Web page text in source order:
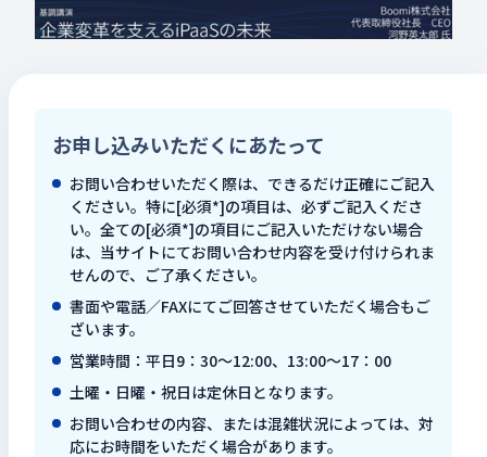
お申し込みいただくにあたって
お問い合わせいただく際は、できるだけ正確にご記入
ください。特に[必須*]の項目は、必ずご記入くださ
い。全ての[必須*]の項目にご記入いただけない場合
は、当サイトにてお問い合わせ内容を受け付けられま
せんので、ご了承ください。
書面や電話／FAXにてご回答させていただく場合もご
ざいます。
営業時間：平日9：30～12:00、13:00～17：00
土曜・日曜・祝日は定休日となります。
お問い合わせの内容、または混雑状況によっては、対
応にお時間をいただく場合があります。